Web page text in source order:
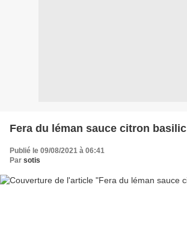
Fera du léman sauce citron basilic
Publié le 09/08/2021 à 06:41
Par sotis